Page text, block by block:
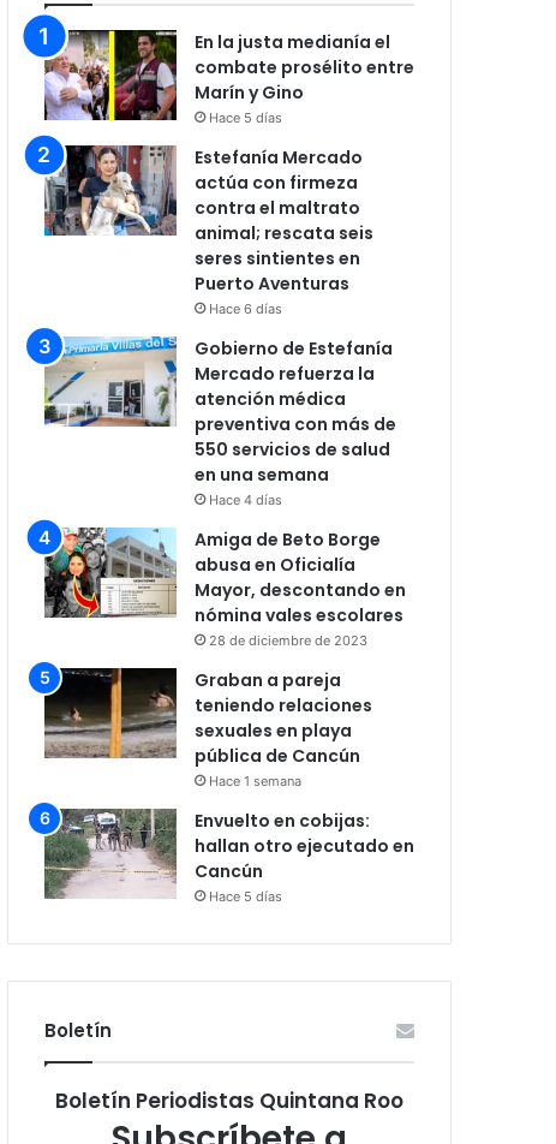
En la justa medianía el
combate prosélito entre
Marín y Gino
Hace 5 días
Estefanía Mercado
actúa con firmeza
contra el maltrato
animal; rescata seis
seres sintientes en
Puerto Aventuras
Hace 6 días
Gobierno de Estefanía
Mercado refuerza la
atención médica
preventiva con más de
550 servicios de salud
en una semana
Hace 4 días
Amiga de Beto Borge
abusa en Oficialía
Mayor, descontando en
nómina vales escolares
28 de diciembre de 2023
Graban a pareja
teniendo relaciones
sexuales en playa
pública de Cancún
Hace 1 semana
Envuelto en cobijas:
hallan otro ejecutado en
Cancún
Hace 5 días
Boletín
Boletín Periodistas Quintana Roo